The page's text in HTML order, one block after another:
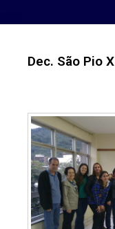
Dec. São Pio X